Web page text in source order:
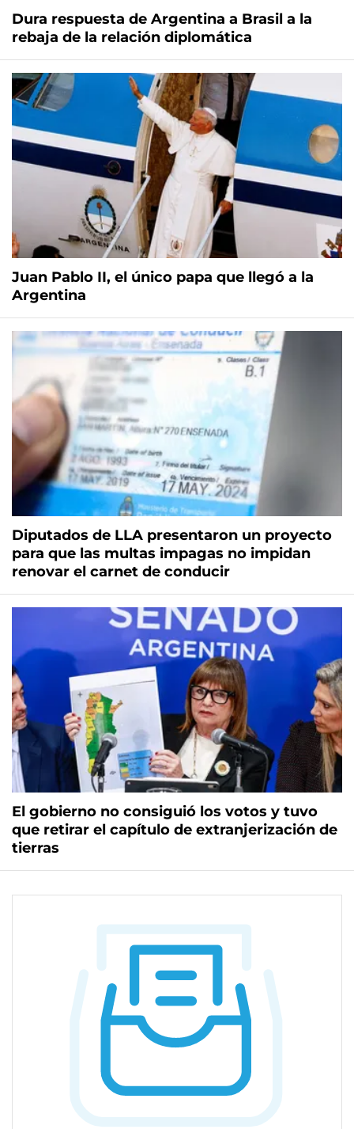
Dura respuesta de Argentina a Brasil a la
rebaja de la relación diplomática
Juan Pablo II, el único papa que llegó a la
Argentina
Diputados de LLA presentaron un proyecto
para que las multas impagas no impidan
renovar el carnet de conducir
El gobierno no consiguió los votos y tuvo
que retirar el capítulo de extranjerización de
tierras